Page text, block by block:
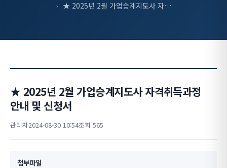
★ 2025년 2월 가업승계지도사 자…
★ 2025년 2월 가업승계지도사 자격취득과정
안내 및 신청서
관리자2024-08-30 10:54조회 565
첨부파일